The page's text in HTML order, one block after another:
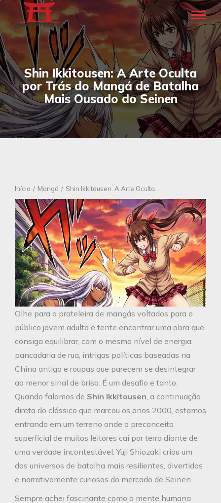
Shin Ikkitousen: A Arte Oculta
por Trás do Mangá de Batalha
Mais Ousado do Seinen
Você está aqui:
Início Mangá Shin Ikkitousen: A Arte Oculta…
Olhe para a prateleira de mangás voltados para o
público jovem adulto e tente encontrar uma obra que
consiga equilibrar, com o mesmo nível de energia,
pancadaria de rua, intrigas políticas baseadas na
China antiga e roupas que parecem se desintegrar
ao menor sinal de brisa. É um desafio e tanto.
Quando falamos de Shin Ikkitousen, a continuação
direta do clássico que marcou os anos 2000, estamos
entrando em um terreno onde o preconceito
superficial de muitos leitores cai por terra diante de
uma verdade incontestável: Yuji Shiozaki criou um
dos universos de batalha mais resilientes, divertidos
e narrativamente curiosos do mercado de Seinen.
Sempre achei fascinante como a mente humana